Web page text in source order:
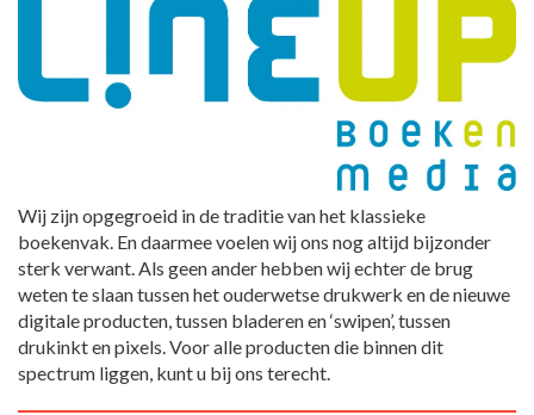
Wij zijn opgegroeid in de traditie van het klassieke
boekenvak. En daarmee voelen wij ons nog altijd bijzonder
sterk verwant. Als geen ander hebben wij echter de brug
weten te slaan tussen het ouderwetse drukwerk en de nieuwe
digitale producten, tussen bladeren en ‘swipen’, tussen
drukinkt en pixels. Voor alle producten die binnen dit
spectrum liggen, kunt u bij ons terecht.